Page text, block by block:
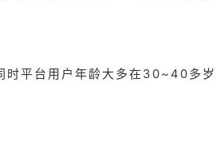
平台用户年龄大多在30~40多岁